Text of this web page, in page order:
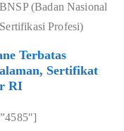
(Badan Nasional
Profesi)
Terbatas
Sertifikat
RI